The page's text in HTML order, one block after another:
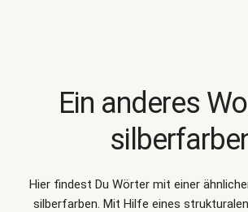
Ein anderes
Hier findest Du Wörter mit einer
silberfarben. Mit Hilfe eines